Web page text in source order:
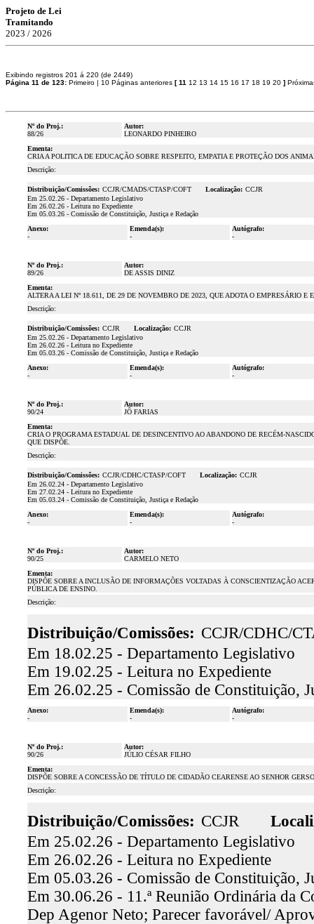
Projeto de Lei
Tramitando
2023 / 2026
Exibindo registros 201 á 220 (de 2449)
Página 11 de 123: Primeiro | 10 Páginas anteriores [11 12 13 14 15 16 17 18 19 20 ]
Nº do Proj.:
88/26
Autor:
LEONARDO PINHEIRO
Ementa:
CRIA A POLITICA DE EDUCAÇÃO SOBRE RESPEITO, EMPATIA E PROTEÇÃO DOS
Descrição:
Distribuição/Comissões: CCJR/CMADS/CTASP/COFT Localização: CCJR
Em 25.02.26 - Departamento Legislativo
Em 26.02.26 - Leitura no Expediente
Em 05.03.26 - Comissão de Constituição, Justiça e Redação
Anexo:
-
Emenda(s):
-
Autógrafo:
-
Nº do Proj.:
89/26
Autor:
DE ASSIS DINIZ
Ementa:
ALTERA A LEI Nº 18.611, DE 29 DE NOVEMBRO DE 2023, QUE ADOTA O EMPRESÁRIO
Descrição:
Distribuição/Comissões: CCJR Localização: CCJR
Em 25.02.26 - Departamento Legislativo
Em 26.02.26 - Leitura no Expediente
Em 05.03.26 - Comissão de Constituição, Justiça e Redação
Anexo:
-
Emenda(s):
-
Autógrafo:
-
Nº do Proj.:
90/24
Autor:
JÔ FARIAS
Ementa:
CRIA O PROGRAMA ESTADUAL DE DESINCENTIVO AO ABANDONO DE RECÉM-
QUE DISPÕE.
Descrição:
Distribuição/Comissões: CCJR/CDHC/CTASP/COFT Localização: CCJR
Em 26.02.24 - Departamento Legislativo
Em 27.02.24 - Leitura no Expediente
Em 05.03.24 - Comissão de Constituição, Justiça e Redação
Anexo:
-
Emenda(s):
-
Autógrafo:
-
Nº do Proj.:
90/25
Autor:
CARMELO NETO
Ementa:
DISPÕE SOBRE A INCLUSÃO DE INFORMAÇÕES VOLTADAS À CONSCIENTIZAÇÃO
PÚBLICA DE ENSINO.
Descrição:
Distribuição/Comissões: CCJR/CDHC/
Em 18.02.25 - Departamento Legislativo
Em 19.02.25 - Leitura no Expediente
Em 26.02.25 - Comissão de Constituição,
Anexo:
-
Emenda(s):
-
Autógrafo:
-
Nº do Proj.:
90/26
Autor:
JÚLIO CÉSAR FILHO
Ementa:
DISPÕE SOBRE A CONCESSÃO DE TÍTULO DE CIDADÃO CEARENSE AO SENHOR
Descrição:
Distribuição/Comissões: CCJR
Em 25.02.26 - Departamento Legislativo
Em 26.02.26 - Leitura no Expediente
Em 05.03.26 - Comissão de Constituição,
Em 30.06.26 - 11.ª Reunião Ordinária da
Dep Agenor Neto; Parecer favorável/